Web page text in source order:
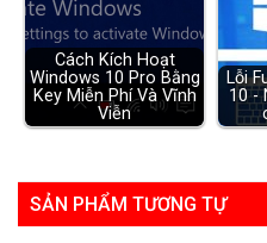
Cách Kích Hoạt
Windows 10 Pro Bằng
Key Miễn Phí Và Vĩnh
Viễn
Lỗi
10 -
SẢN PHẨM TƯƠNG TỰ